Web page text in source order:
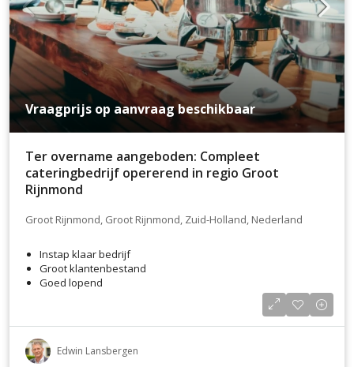
Vraagprijs op aanvraag beschikbaar
Ter overname aangeboden: Compleet
cateringbedrijf opererend in regio Groot
Rijnmond
Groot Rijnmond, Groot Rijnmond, Zuid-Holland, Nederland
Instap klaar bedrijf
Groot klantenbestand
Goed lopend
Edwin Lansbergen